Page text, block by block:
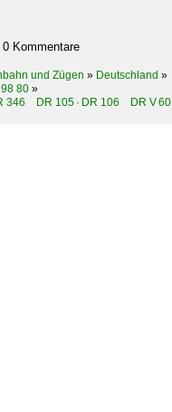
Kommentare
und Zügen » Deutschland »
80 »
346 DR 105 · DR 106 DR V 60